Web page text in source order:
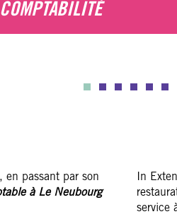
COMPTABILITÉ
en passant par son
à Le Neubourg
In
service